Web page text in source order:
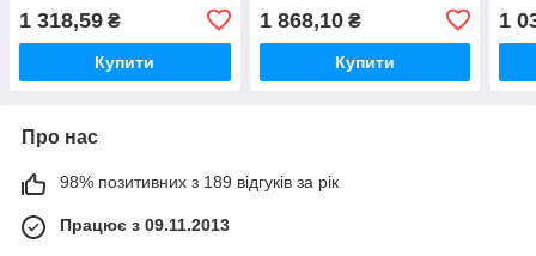
1 318,59 ₴
Купити
1 868,10₴
Купити
1
Про нас
98% позитивних з 189 відгуків за рік
Працює з 09.11.2013